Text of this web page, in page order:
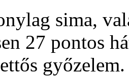
sima,
27 pontos
győzelem.